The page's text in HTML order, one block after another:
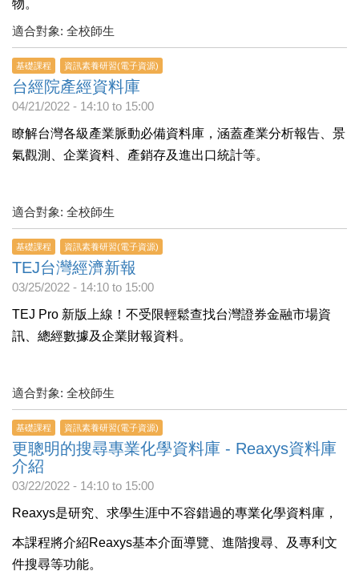
物。
適合對象: 全校師生
基礎課程 資訊素養研習(電子資源)
台經院產經資料庫
04/21/2022 - 14:10 to 15:00
瞭解台灣各級產業脈動必備資料庫，涵蓋產業分析報告、景
氣觀測、企業資料、產銷存及進出口統計等。
適合對象: 全校師生
基礎課程 資訊素養研習(電子資源)
TEJ台灣經濟新報
03/25/2022 - 14:10 to 15:00
TEJ Pro 新版上線！不受限輕鬆查找台灣證券金融市場資
訊、總經數據及企業財報資料。
適合對象: 全校師生
基礎課程 資訊素養研習(電子資源)
更聰明的搜尋專業化學資料庫 - Reaxys資料庫
介紹
03/22/2022 - 14:10 to 15:00
Reaxys是研究、求學生涯中不容錯過的專業化學資料庫，
本課程將介紹Reaxys基本介面導覽、進階搜尋、及專利文
件搜尋等功能。